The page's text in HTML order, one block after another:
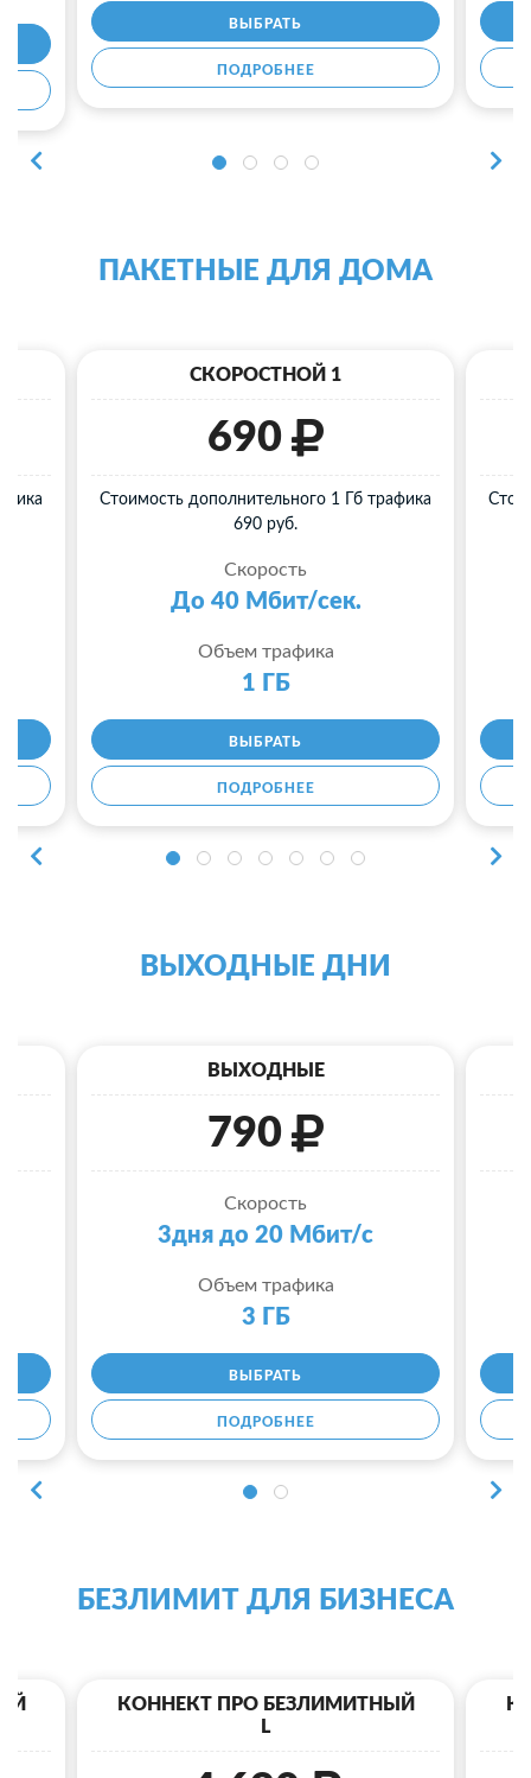
ВЫБРАТЬ
ПОДРОБНЕЕ
ПАКЕТНЫЕ ДЛЯ ДОМА
СКОРОСТНОЙ 1
690
Стоимость дополнительного 1 Гб трафика
690 руб.
Скорость
До 40 Мбит/сек.
Объем трафика
1 ГБ
ВЫБРАТЬ
ПОДРОБНЕЕ
ВЫХОДНЫЕ ДНИ
ВЫХОДНЫЕ
790
Скорость
3дня до 20 Мбит/с
Объем трафика
3 ГБ
ВЫБРАТЬ
ПОДРОБНЕЕ
БЕЗЛИМИТ ДЛЯ БИЗНЕСА
КОННЕКТ ПРО БЕЗЛИМИТНЫЙ
L